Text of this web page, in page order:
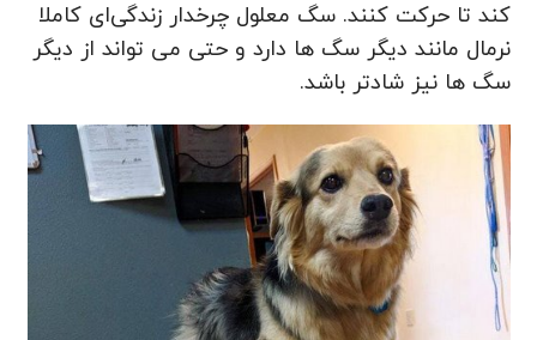
کند تا حرکت کنند. سگ معلول چرخدار زندگی‌ای کاملا
نرمال مانند دیگر سگ ها دارد و حتی می تواند از دیگر
سگ ها نیز شادتر باشد.